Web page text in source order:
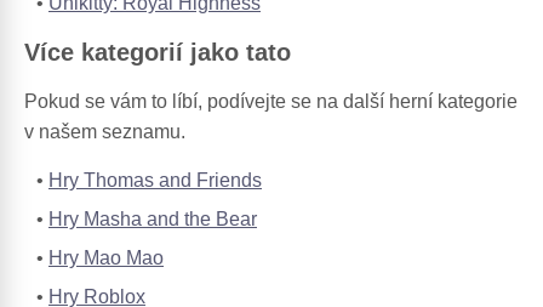
Více kategorií jako tato
Pokud se vám to líbí, podívejte se na další herní kategorie
v našem seznamu.
Hry Thomas and Friends
Hry Masha and the Bear
Hry Mao Mao
Hry Roblox